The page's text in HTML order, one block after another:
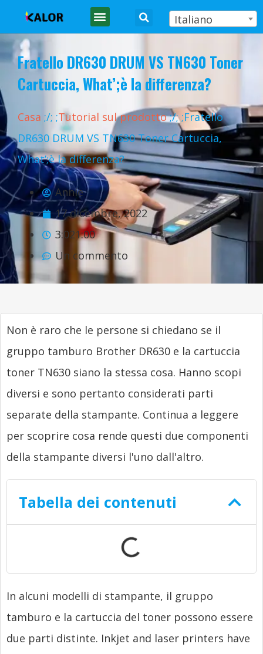
Italiano
Fratello DR630 DRUM VS TN630 Toner
Cartuccia,What’;è la differenza?
Casa ;/; ;Tutorial sul prodotto ;/; ;Fratello
DR630 DRUM VS TN630 Toner Cartuccia,
What’;è la differenza?
Annie
17 dicembre, 2022
3:021:00
Un commento
Non è raro che le persone si chiedano se il
gruppo tamburo Brother DR630 e la cartuccia
toner TN630 siano la stessa cosa. Hanno scopi
diversi e sono pertanto considerati parti
separate della stampante. Continua a leggere
per scoprire cosa rende questi due componenti
della stampante diversi l'uno dall'altro.
Tabella dei contenuti
In alcuni modelli di stampante, il gruppo
tamburo e la cartuccia del toner possono essere
due parti distinte. Inkjet and laser printers have